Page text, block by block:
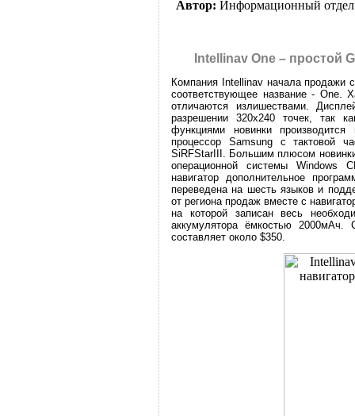
Автор: Информационный отдел
Intellinav One – простой
Компания Intellinav начала продажи
соответствующее название - One.
отличаются излишествами.
разрешении 320х240 точек, так
функциями новинки
процессор Samsung с тактовой
SiRFStarIII. Большим плюсом
операционной системы Windows
навигатор дополнительное
переведена на шесть языков и
от региона продаж вместе с
на которой записан весь
аккумулятора ёмкостью 2000мАч.
составляет около $350.